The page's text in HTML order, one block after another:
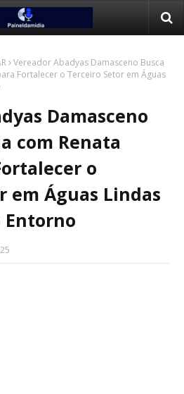
Vereador Abadyas Damasceno Busca
Fortalecer o Terceiro Setor em Águas
Damasceno
com Renata
o
em Águas Lindas
Entorno